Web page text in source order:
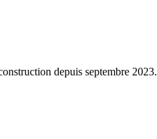
depuis septembre 2023.